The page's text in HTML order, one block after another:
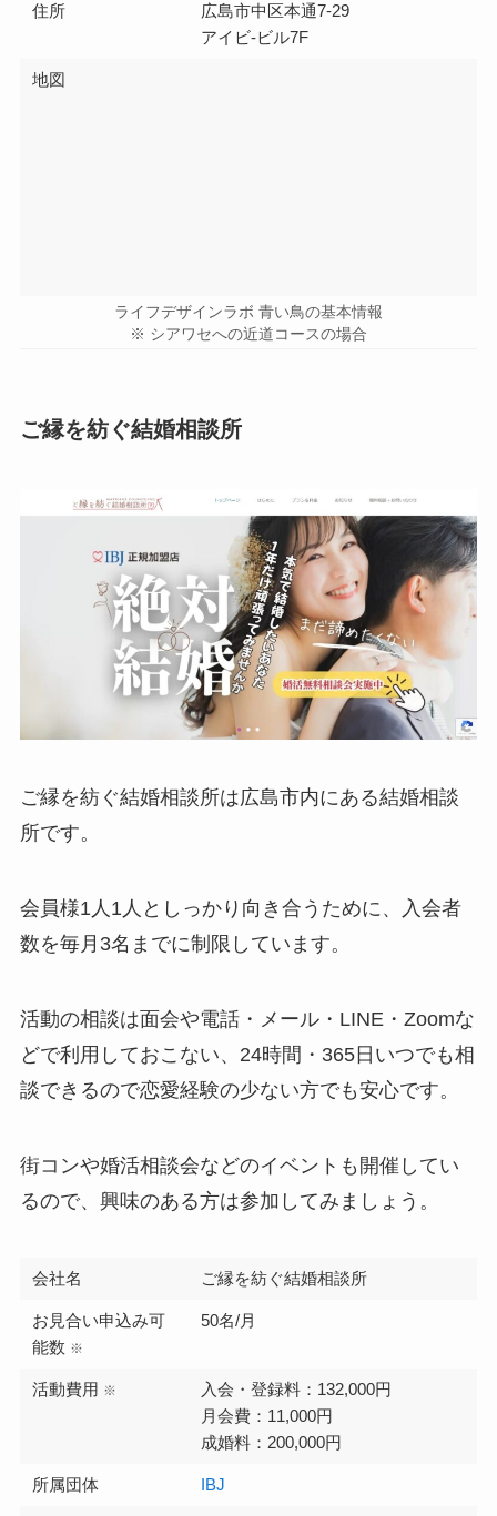
住所
広島市中区本通7-29
アイビ-ビル7F
地図
ライフデザインラボ 青い鳥の基本情報
※ シアワセへの近道コースの場合
ご縁を紡ぐ結婚相談所
ご縁を紡ぐ結婚相談所は広島市内にある結婚相談
所です。
会員様1人1人としっかり向き合うために、入会者
数を毎月3名までに制限しています。
活動の相談は面会や電話・メール・LINE・Zoomな
どで利用しておこない、24時間・365日いつでも相
談できるので恋愛経験の少ない方でも安心です。
街コンや婚活相談会などのイベントも開催してい
るので、興味のある方は参加してみましょう。
会社名 ご縁を紡ぐ結婚相談所
お見合い申込み可
能数 ※
50名/月
活動費用 ※
入会・登録料：132,000円
月会費：11,000円
成婚料：200,000円
所属団体 IBJ